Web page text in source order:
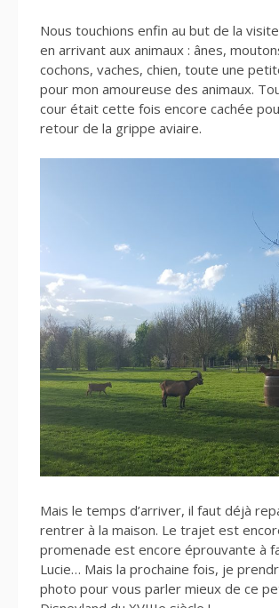
Nous touchions enfin au but de la
en arrivant aux animaux : ânes,
cochons, vaches, chien, toute une
pour mon amoureuse des animaux.
cour était cette fois encore cachée
retour de la grippe aviaire.
Mais le temps d’arriver, il faut déjà
rentrer à la maison. Le trajet est
promenade est encore éprouvante à
Lucie… Mais la prochaine fois, je
photo pour vous parler mieux de ce